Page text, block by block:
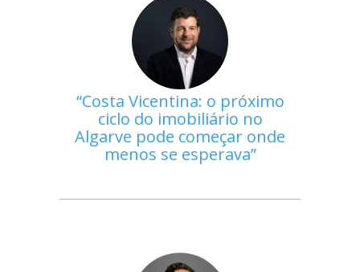
Costa Vicentina: o próximo
ciclo do imobiliário no
Algarve pode começar onde
menos se esperava